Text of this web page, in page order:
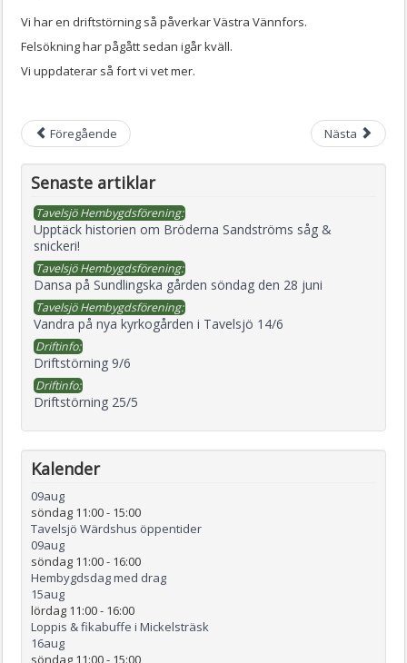
Vi har en driftstörning så påverkar Västra Vännfors.
Felsökning har pågått sedan igår kväll.
Vi uppdaterar så fort vi vet mer.
Föregående Nästa
Senaste artiklar
Tavelsjö Hembygdsförening:
Upptäck historien om Bröderna Sandströms såg &
snickeri!
Tavelsjö Hembygdsförening:
Dansa på Sundlingska gården söndag den 28 juni
Tavelsjö Hembygdsförening:
Vandra på nya kyrkogården i Tavelsjö 14/6
Driftinfo:
Driftstörning 9/6
Driftinfo:
Driftstörning 25/5
Kalender
09aug
söndag 11:00- 15:00
Tavelsjö Wärdshus öppentider
09aug
söndag 11:00- 16:00
Hembygdsdag med drag
15aug
lördag 11:00- 16:00
Loppis & fikabuffe i Mickelsträsk
16aug
söndag 11:00- 15:00